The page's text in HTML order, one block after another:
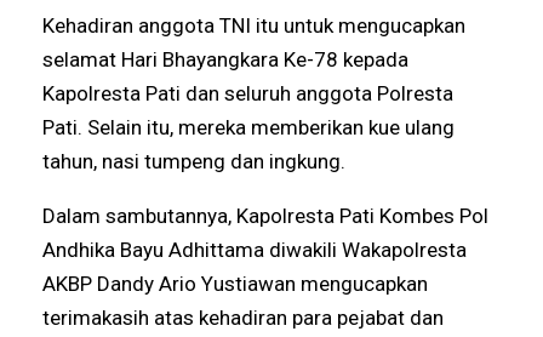
Kehadiran anggota TNI itu untuk mengucapkan
selamat Hari Bhayangkara Ke-78 kepada
Kapolresta Pati dan seluruh anggota Polresta
Pati. Selain itu, mereka memberikan kue ulang
tahun, nasi tumpeng dan ingkung.
Dalam sambutannya, Kapolresta Pati Kombes Pol
Andhika Bayu Adhittama diwakili Wakapolresta
AKBP Dandy Ario Yustiawan mengucapkan
terimakasih atas kehadiran para pejabat dan